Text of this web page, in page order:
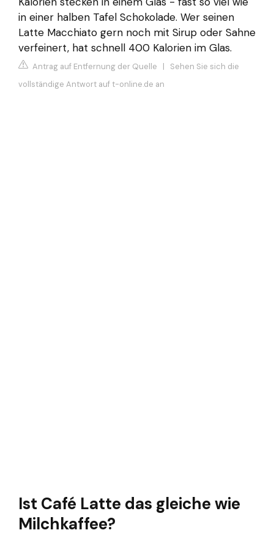
in einer halben Tafel Schokolade. Wer seinen
Latte Macchiato gern noch mit Sirup oder Sahne
verfeinert, hat schnell 400 Kalorien im Glas.
Antrag auf Entfernung der Quelle | Sehen Sie sich die
vollständige Antwort auf t-online.de an
Ist Café Latte das gleiche wie
Milchkaffee?